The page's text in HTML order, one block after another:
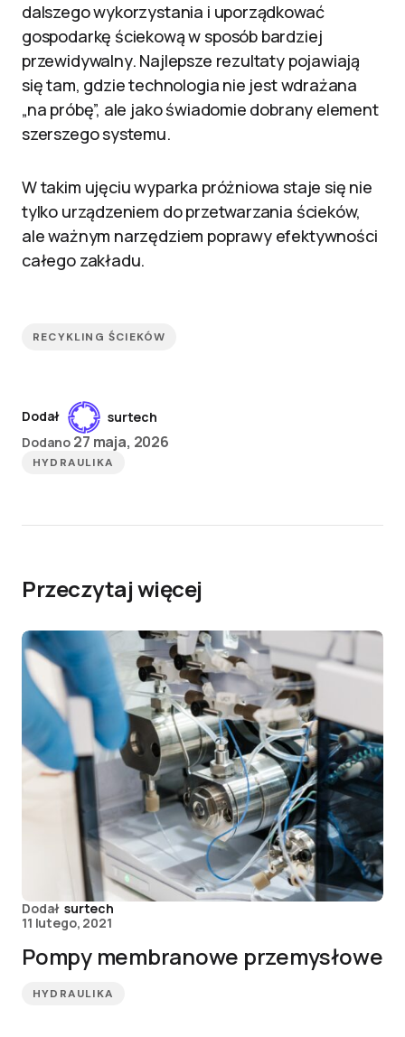
dalszego wykorzystania i uporządkować
gospodarkę ściekową w sposób bardziej
przewidywalny. Najlepsze rezultaty pojawiają
się tam, gdzie technologia nie jest wdrażana
„na próbę”, ale jako świadomie dobrany element
szerszego systemu.
W takim ujęciu wyparka próżniowa staje się nie
tylko urządzeniem do przetwarzania ścieków,
ale ważnym narzędziem poprawy efektywności
całego zakładu.
RECYKLING ŚCIEKÓW
Dodał
surtech
Dodano 27 maja, 2026
HYDRAULIKA
Przeczytaj więcej
Dodał surtech
11 lutego, 2021
Pompy membranowe przemysłowe
HYDRAULIKA